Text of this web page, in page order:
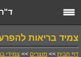
צמיד בריאות
דף הבית >> מוצרים >> צמידי